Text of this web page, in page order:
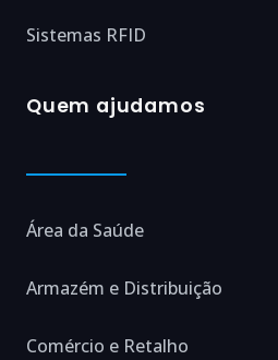
Sistemas RFID
Quem ajudamos
Área da Saúde
Armazém e Distribuição
Comércio e Retalho